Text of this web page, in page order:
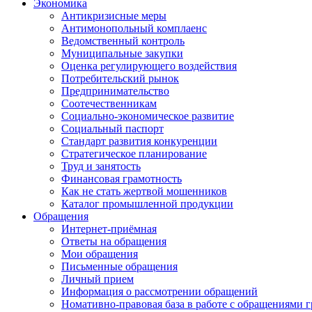
Экономика
Антикризисные меры
Антимонопольный комплаенс
Ведомственный контроль
Муниципальные закупки
Оценка регулирующего воздействия
Потребительский рынок
Предпринимательство
Соотечественникам
Социально-экономическое развитие
Социальный паспорт
Стандарт развития конкуренции
Стратегическое планирование
Труд и занятость
Финансовая грамотность
Как не стать жертвой мошенников
Каталог промышленной продукции
Обращения
Интернет-приёмная
Ответы на обращения
Мои обращения
Письменные обращения
Личный прием
Информация о рассмотрении обращений
Номативно-правовая база в работе с обращениями